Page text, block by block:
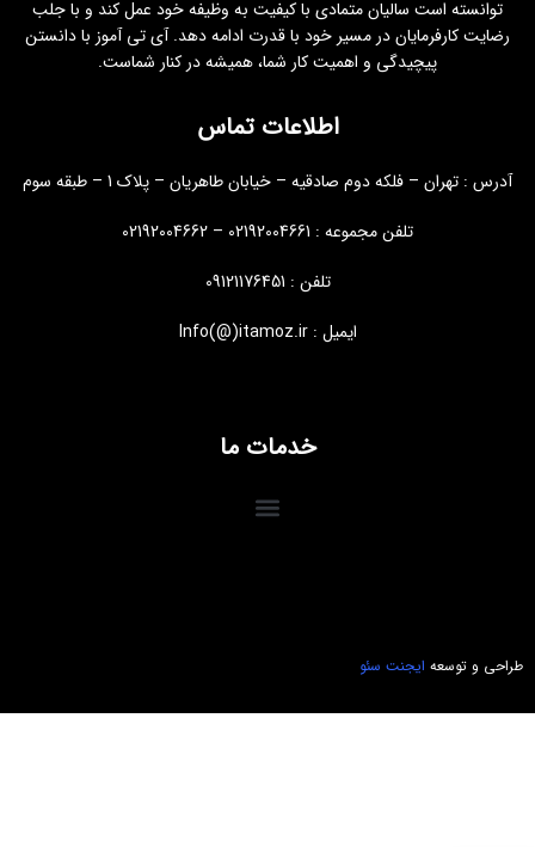
توانسته است سالیان متمادی با کیفیت به وظیفه خود عمل کند و با جلب
رضایت کارفرمایان در مسیر خود با قدرت ادامه دهد. آی تی آموز با دانستن
پیچیدگی و اهمیت کار شما، همیشه در کنار شماست.
اطلاعات تماس
آدرس : تهران – فلکه دوم صادقیه – خیابان طاهریان – پلاک 1 – طبقه سوم
تلفن مجموعه : 02192004661 – 02192004662
تلفن : 09121176451
ایمیل : Info(@)itamoz.ir
خدمات ما
طراحی و توسعه ایجنت سئو